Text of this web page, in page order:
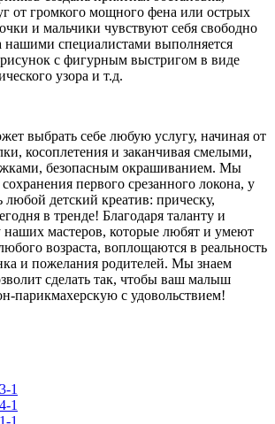
от громкого мощного фена или острых
и мальчики чувствуют себя свободно
нашими специалистами выполняется
с фигурным выстригом в виде
узора и т.д.
выбрать себе любую услугу, начиная от
косоплетения и заканчивая смелыми,
безопасным окрашиванием. Мы
первого срезанного локона, у
любой детский креатив: прическу,
в тренде! Благодаря таланту и
наших мастеров, которые любят и умеют
возраста, воплощаются в реальность
и пожелания родителей. Мы знаем
сделать так, чтобы ваш малыш
парикмахерскую с удовольствием!